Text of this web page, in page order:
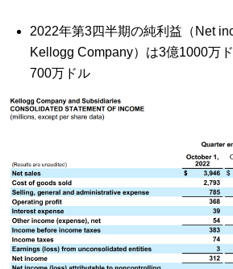
2022年第3四半期の純利益（ Net
Kellogg Company）は3億1000万
700万ドル